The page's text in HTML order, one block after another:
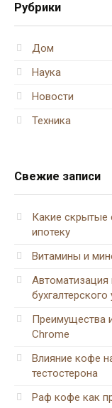
Рубрики
Дом
Наука
Новости
Техника
Свежие записи
Какие скрытые
ипотеку
Витамины и
Преимущества
Chrome
Влияние кофе
тестостерона
Раф кофе как